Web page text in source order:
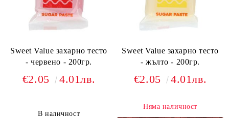
Sweet Value захарно тесто
- червено - 200гр.
€2.05 4.01лв.
В наличност
Sweet Value захарно тесто
- жълто - 200гр.
€2.05 4.01лв.
Няма наличност